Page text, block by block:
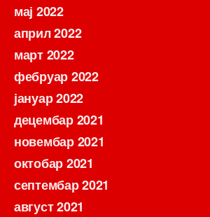
мај 2022
април 2022
март 2022
фебруар 2022
јануар 2022
децембар 2021
новембар 2021
октобар 2021
септембар 2021
август 2021